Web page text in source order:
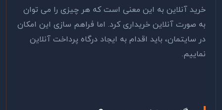
خرید آنلاین به این معنی است که هر چیزی را می توان
به صورت آنلاین خریداری کرد. اما فراهم سازی این امکان
در سایتمان، باید اقدام به ایجاد درگاه پرداخت آنلاین
نماییم.